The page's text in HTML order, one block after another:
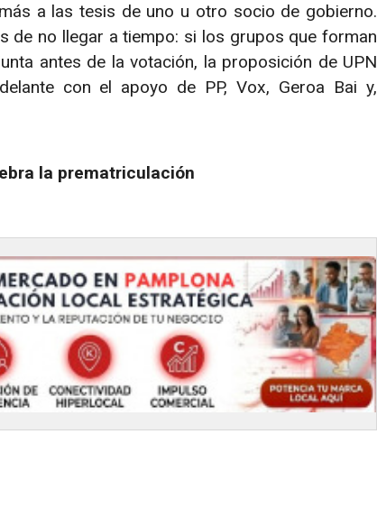
a las tesis de uno u otro socio de gobierno.
de no llegar a tiempo: si los grupos que forman
antes de la votación, la proposición de UPN
con el apoyo de PP, Vox, Geroa Bai y,
la prematriculación